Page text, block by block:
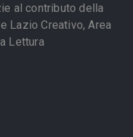
al contributo della
Lazio Creativo, Area
Lettura